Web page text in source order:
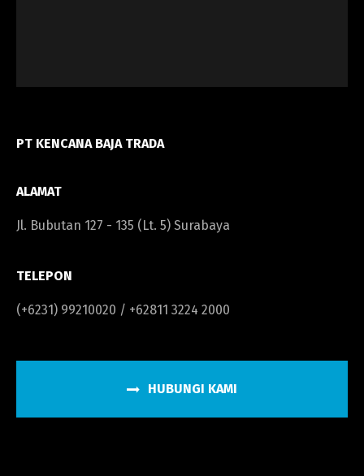
PT KENCANA BAJA TRADA
ALAMAT
Jl. Bubutan 127 - 135 (Lt. 5) Surabaya
TELEPON
(+6231) 99210020 / +62811 3224 2000
HUBUNGI KAMI